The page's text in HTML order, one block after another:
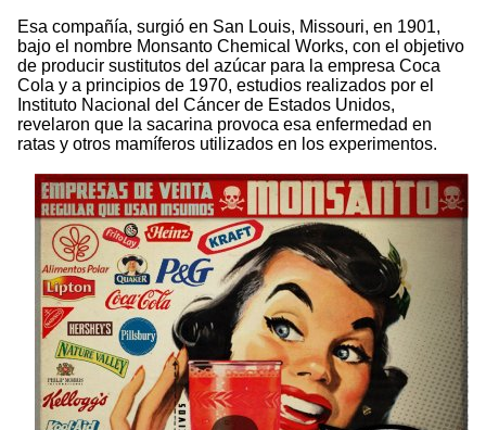
Esa compañía, surgió en San Louis, Missouri, en 1901,
bajo el nombre Monsanto Chemical Works, con el objetivo
de producir sustitutos del azúcar para la empresa Coca
Cola y a principios de 1970, estudios realizados por el
Instituto Nacional del Cáncer de Estados Unidos,
revelaron que la sacarina provoca esa enfermedad en
ratas y otros mamíferos utilizados en los experimentos.